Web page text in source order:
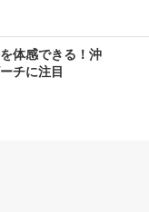
体感できる！沖
チに注目